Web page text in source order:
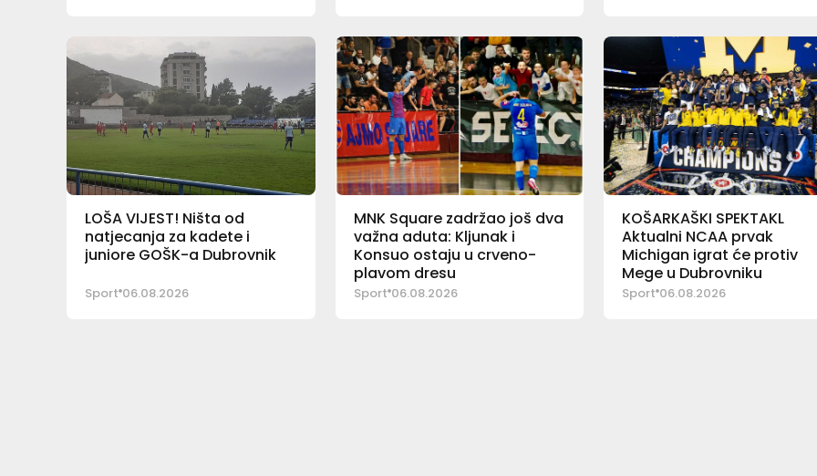
LOŠA VIJEST! Ništa od
natjecanja za kadete i
juniore GOŠK-a Dubrovnik
Sport 06.08.2026
MNK Square zadržao još dva
važna aduta: Kljunak i
Konsuo ostaju u crveno-
plavom dresu
Sport 06.08.2026
KOŠARKAŠKI SPEKTAKL
Aktualni NCAA prvak
Michigan igrat će protiv
Mege u Dubrovniku
Sport 06.08.2026